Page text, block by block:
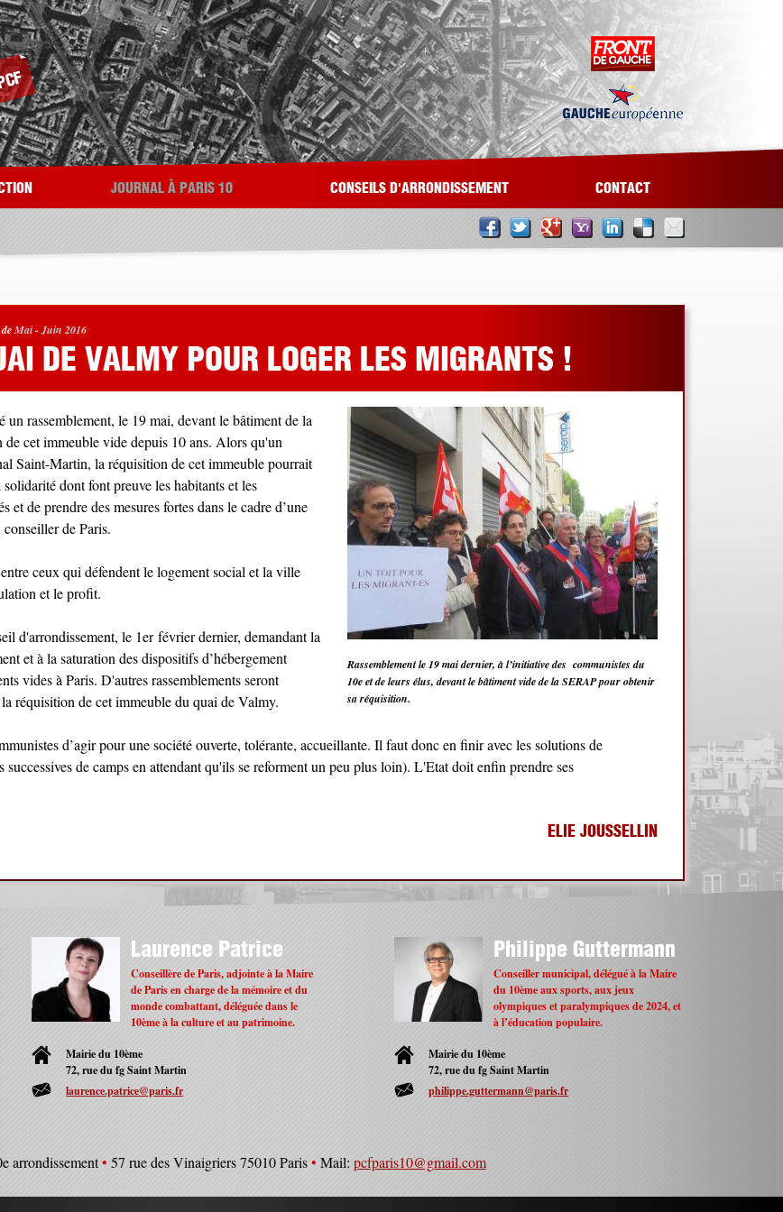
JOURNAL À PARIS 10 CONSEILS D'ARRONDISSEMENT CONTACT
deMai - Juin 2016
DE VALMY POUR LOGER LES MIGRANTS !
Rassemblement le 19 mai dernier, à l’initiative des communistes du
10e et de leurs élus, devant le bâtiment vide de la SERAP pour obtenir
sa réquisition.
un rassemblement, le 19 mai, devant le bâtiment de la
cet immeuble vide depuis 10 ans. Alors qu'un
Saint-Martin, la réquisition de cet immeuble pourrait
dont font preuve les habitants et les
et de prendre des mesures fortes dans le cadre d’une
de Paris.
ceux qui défendent le logement social et la ville
et le profit.
d'arrondissement, le 1er février dernier, demandant la
et à la saturation des dispositifs d’hébergement
vides à Paris. D'autres rassemblements seront
réquisition de cet immeuble du quai de Valmy.
d’agir pour une société ouverte, tolérante, accueillante. Il faut donc en finir avec les solutions de
de camps en attendant qu'ils se reforment un peu plus loin). L'Etat doit enfin prendre ses
ELIE JOUSSELLIN
Laurence Patrice
Conseillère de Paris, adjointe à la Maire
de Paris en charge de la mémoire et du
monde combattant, déléguée dans le
10ème à la culture et au patrimoine.
Mairie du 10ème
72, rue du fg Saint Martin
laurence.patrice@paris.fr
Philippe Guttermann
Conseiller municipal, délégué à la Maire
du 10ème aux sports, aux jeux
olympiques et paralympiques de 2024, et
à l’éducation populaire.
Mairie du 10ème
72, rue du fg Saint Martin
philippe.guttermann@paris.fr
arrondissement• 57 rue des Vinaigriers 75010 Paris• Mail: pcfparis10@gmail.com